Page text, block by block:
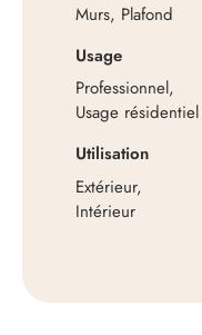
Murs, Plafond
Usage
Professionnel,
Usage résidentiel
Utilisation
Extérieur,
Intérieur